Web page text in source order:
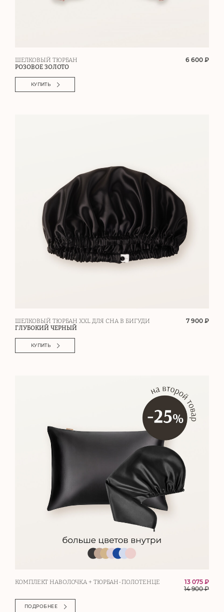
ШЕЛКОВЫЙ ТЮРБАН
РОЗОВОЕ ЗОЛОТО
6 600 ₽
КУПИТЬ
ШЕЛКОВЫЙ ТЮРБАН XXL ДЛЯ СНА В БИГУДИ
ГЛУБОКИЙ ЧЕРНЫЙ
7 900 ₽
КУПИТЬ
КОМПЛЕКТ НАВОЛОЧКА + ТЮРБАН-ПОЛОТЕНЦЕ
13 075 ₽
14 900₽
ПОДРОБНЕЕ